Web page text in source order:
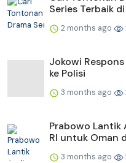
Series Terbaik di
2 months ago
Jokowi
ke Polisi
3 months ago
Prabowo Lantik
RI untuk Oman
3 months ago